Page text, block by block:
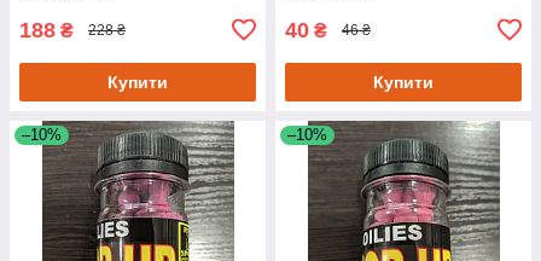
188 ₴ 228 ₴
Купити
40 ₴ 46 ₴
Купити
–10% –10%